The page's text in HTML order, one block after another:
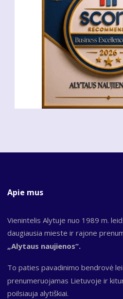
Apie mus
Vienintelis Alytuje nuo 1989 m.
daugiausia mieste ir rajone
„Alytaus naujienos“.
To paties pavadinimo bendrovė
prenumeruojamas Lietuvoje ir
poilsiauja alytiškiai.